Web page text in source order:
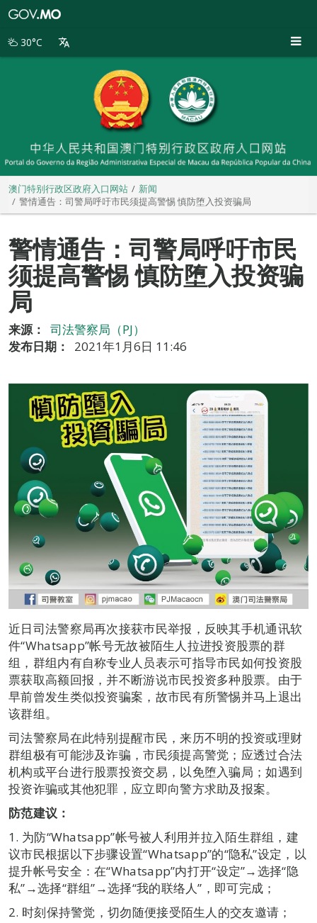
别
30°C
澳门特别行政区政府入口网站
新闻
警情通告：司警局呼吁市民须提高警惕 慎防堕入投资骗局
警情通告：司警局呼吁市民
须提高警惕 慎防堕入投资骗
局
来源：
司法警察局（PJ）
发布日期：
2021年1月6日 11:46
近日司法警察局再次接获巿民举报，反映其手机通讯软
件“Whatsapp”帐号无故被陌生人拉进投资股票的群
组，群组内有自称专业人员表示可指导市民如何投资股
票获取高额回报，并不断游说市民投资多种股票。由于
早前曾发生类似投资骗案，故市民有所警惕并马上退出
该群组。
司法警察局在此特别提醒市民，来历不明的投资或理财
群组极有可能涉及诈骗，市民须提高警觉；应透过合法
机构或平台进行股票投资交易，以免堕入骗局；如遇到
投资诈骗或其他犯罪，应立即向警方求助及报案。
防范建议：
1. 为防“Whatsapp”帐号被人利用并拉入陌生群组，建
议市民根据以下步骤设置“Whatsapp”的“隐私”设定，以
提升帐号安全：在“Whatsapp”内打开“设定”→选择“隐
私”→选择“群组”→选择“我的联络人”，即可完成；
2. 时刻保持警觉，切勿随便接受陌生人的交友邀请；